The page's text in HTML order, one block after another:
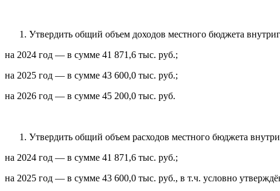
Утвердить общий объем доходов местного бюджета
на 2024 год — в сумме 41 871,6 тыс. руб.;
на 2025 год — в сумме 43 600,0 тыс. руб.;
на 2026 год — в сумме 45 200,0 тыс. руб.
Утвердить общий объем расходов местного бюджета
на 2024 год — в сумме 41 871,6 тыс. руб.;
на 2025 год — в сумме 43 600,0 тыс. руб., в т.ч. условно